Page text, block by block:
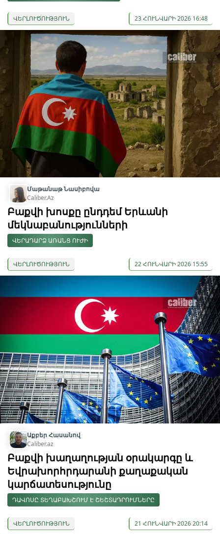
ՎԵՐԼՈՒԾՈՒԹՅՈՒՆ 23 ՀՈՒՆՎԱՐԻ 2026 16:48
Մաթանաթ Նասիբովա
Caliber.Az
Բաքվի խոսքը ընդդեմ Երևանի
մեկնաբանությունների
ՎԵՐԱԴԱՐՁ ԱՌԱՆՑ ՈՒԺԻ
ՎԵՐԼՈՒԾՈՒԹՅՈՒՆ 22 ՀՈՒՆՎԱՐԻ 2026 15:55
Աքբեր Հասանով
Caliber.az
Բաքվի խաղաղության օրակարգը և
Եվրախորհրդարանի քաղաքական
կարճատեսությունը
ԴԱՎՈՍԸ ՏԵՂԱԲԱԽՇՈՒՄ Է ՇԵՇՏԱԴՐՈՒՄՆԵՐԸ
ՎԵՐԼՈՒԾՈՒԹՅՈՒՆ 21 ՀՈՒՆՎԱՐԻ 2026 20:14